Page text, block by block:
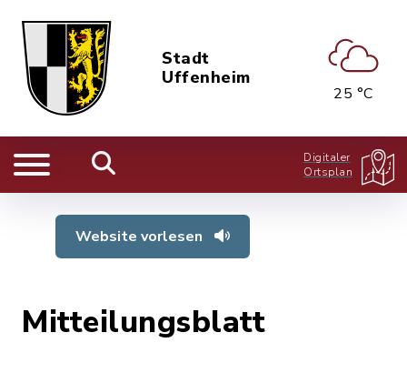
Stadt
Uffenheim
25 °C
Digitaler
Ortsplan
Website vorlesen
Mitteilungsblatt